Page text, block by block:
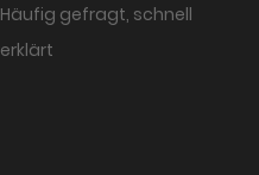
Häufig gefragt, schnell
erklärt